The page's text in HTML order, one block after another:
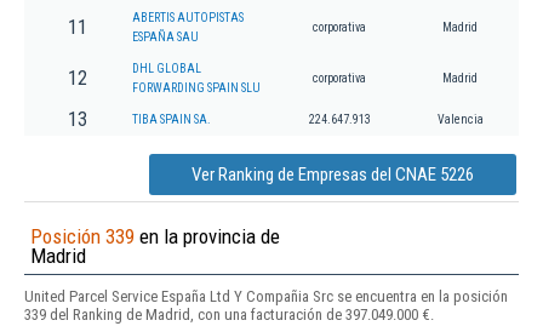
11
ABERTIS AUTOPISTAS
ESPAÑA SAU
corporativa Madrid
12
DHL GLOBAL
FORWARDING SPAIN SLU
corporativa Madrid
13 TIBA SPAIN SA. 224.647.913 Valencia
Ver Ranking de Empresas del CNAE 5226
Posición 339 en la provincia de
Madrid
United Parcel Service España Ltd Y Compañia Src se encuentra en la posición
339 del Ranking de Madrid, con una facturación de 397.049.000 €.